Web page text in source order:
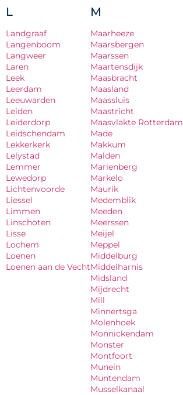
L
Landgraaf
Langenboom
Langweer
Laren
Leek
Leerdam
Leeuwarden
Leiden
Leiderdorp
Leidschendam
Lekkerkerk
Lelystad
Lemmer
Lewedorp
Lichtenvoorde
Liessel
Limmen
Linschoten
Lisse
Lochem
Loenen
Loenen aan de Vecht
M
Maarheeze
Maarsbergen
Maarssen
Maartensdijk
Maasbracht
Maasland
Maassluis
Maastricht
Maasvlakte Rotterdam
Made
Makkum
Malden
Marienberg
Markelo
Maurik
Medemblik
Meeden
Meerssen
Meijel
Meppel
Middelburg
Middelharnis
Midsland
Mijdrecht
Mill
Minnertsga
Molenhoek
Monnickendam
Monster
Montfoort
Munein
Muntendam
Musselkanaal